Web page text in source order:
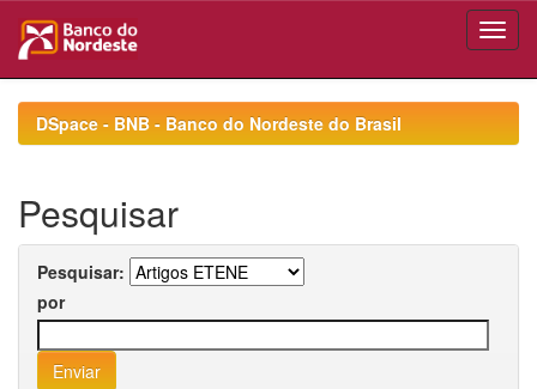
navigationDSpace - BNB - Banco do Nordeste do Brasil
Pesquisar
Pesquisar:
por